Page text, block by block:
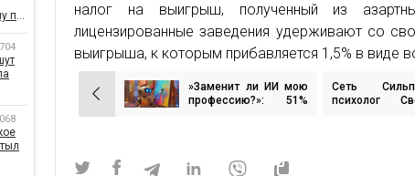
налог на выигрыш, полученный из
лицензированные заведения удерживают со
выигрыша, к которым прибавляется 1,5% в виде
Навигация
по
»Заменит ли ИИ мою
профессию?»: 51%
Сеть
психолог
по
704